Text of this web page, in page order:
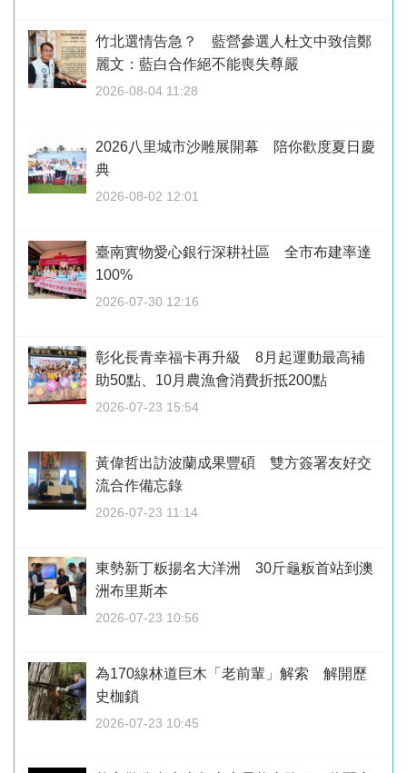
竹北選情告急？ 藍營參選人杜文中致信鄭
麗文：藍白合作絕不能喪失尊嚴
2026-08-04 11:28
2026八里城市沙雕展開幕 陪你歡度夏日慶
典
2026-08-02 12:01
臺南實物愛心銀行深耕社區 全市布建率達
100%
2026-07-30 12:16
彰化長青幸福卡再升級 8月起運動最高補
助50點、10月農漁會消費折抵200點
2026-07-23 15:54
黃偉哲出訪波蘭成果豐碩 雙方簽署友好交
流合作備忘錄
2026-07-23 11:14
東勢新丁粄揚名大洋洲 30斤龜粄首站到澳
洲布里斯本
2026-07-23 10:56
為170線林道巨木「老前輩」解索 解開歷
史枷鎖
2026-07-23 10:45